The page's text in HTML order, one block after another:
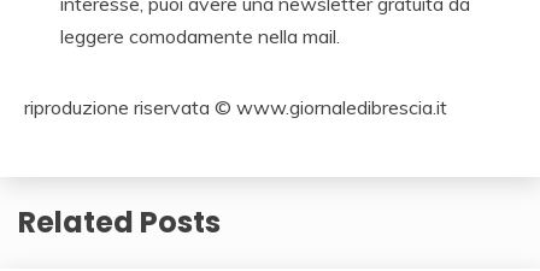
leggere comodamente nella mail.
riproduzione riservata © www.giornaledibrescia.it
Related Posts